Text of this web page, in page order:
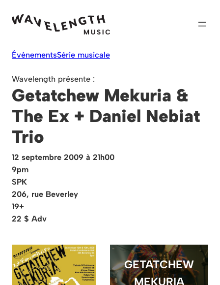
ÉvénementsSérie musicale
Wavelength présente :
Getatchew Mekuria &
The Ex + Daniel Nebiat
Trio
12 septembre 2009 à 21h00
9pm
SPK
206, rue Beverley
19+
22 $ Adv
GETATCHEW
MEKURIA